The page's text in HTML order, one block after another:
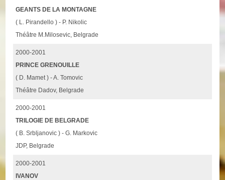
GEANTS DE LA MONTAGNE
( L. Pirandello ) - P. Nikolic
Théâtre M.Milosevic, Belgrade
2000-2001
PRINCE GRENOUILLE
( D. Mamet ) - A. Tomovic
Théâtre Dadov, Belgrade
2000-2001
TRILOGIE DE BELGRADE
( B. Srbljanovic ) - G. Markovic
JDP, Belgrade
2000-2001
IVANOV